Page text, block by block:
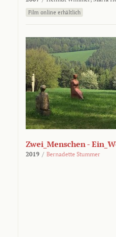
Film online erhältlich
Zwei_Menschen -
2019 / Bernadette Stummer